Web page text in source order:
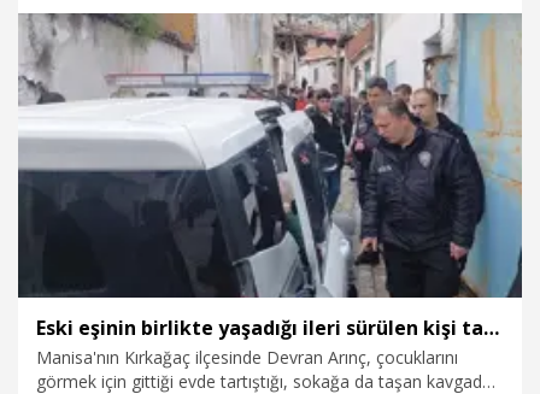
13.04.2026 Gündem
Eski eşinin birlikte yaşadığı ileri sürülen kişi tarafından bıçaklandı
Manisa'nın Kırkağaç ilçesinde Devran Arınç, çocuklarını
görmek için gittiği evde tartıştığı, sokağa da taşan kavgada